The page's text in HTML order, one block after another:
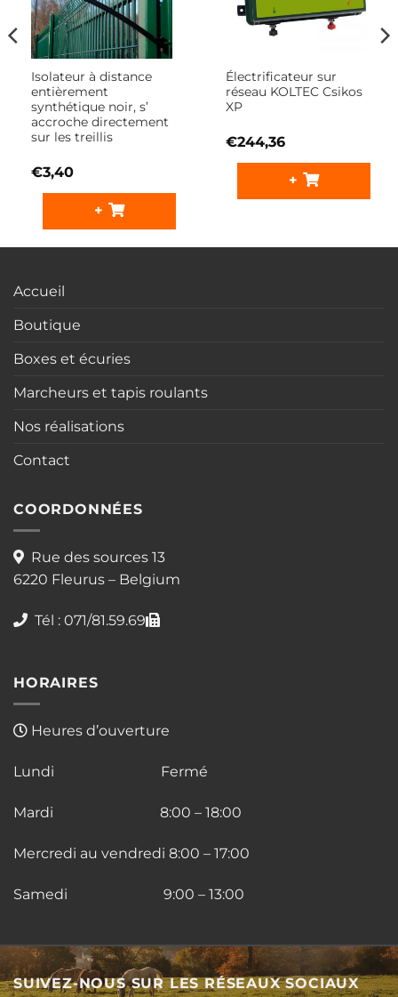
Isolateur à distance
entièrement
synthétique noir, s’
accroche directement
sur les treillis
€3,40
+
Électrificateur sur
réseau KOLTEC Csikos
XP
€244,36
+
Accueil
Boutique
Boxes et écuries
Marcheurs et tapis roulants
Nos réalisations
Contact
COORDONNÉES
Rue des sources 13
6220 Fleurus – Belgium
Tél : 071/81.59.69
HORAIRES
Heures d’ouverture
Lundi Fermé
Mardi 8:00 – 18:00
Mercredi au vendredi 8:00 – 17:00
Samedi 9:00 – 13:00
SUIVEZ-NOUS SUR LES RÉSEAUX SOCIAUX